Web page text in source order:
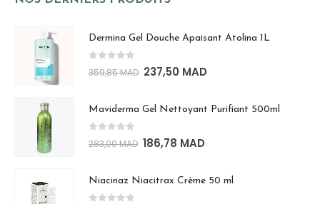
Dermina Gel Douche Apaisant Atolina 1L
out of 5
359,85MAD 237,50 MAD
Maviderma Gel Nettoyant Purifiant 500ml
out of 5
283,00MAD 186,78 MAD
Niacinaz Niacitrax Crème 50 ml